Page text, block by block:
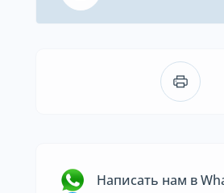
Написать нам в